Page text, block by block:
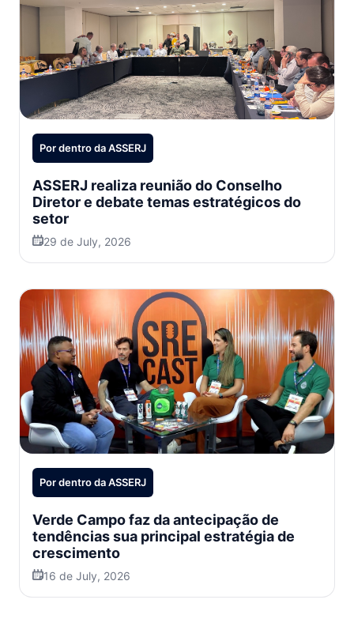
Por dentro da ASSERJ
ASSERJ realiza reunião do Conselho
Diretor e debate temas estratégicos do
setor
29 de July, 2026
Por dentro da ASSERJ
Verde Campo faz da antecipação de
tendências sua principal estratégia de
crescimento
16 de July, 2026